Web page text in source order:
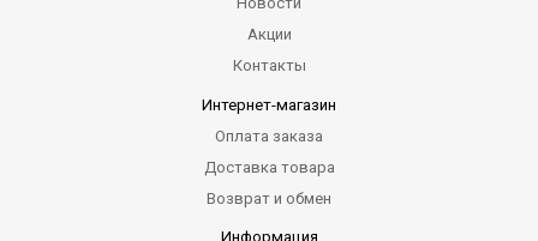
Акции
Контакты
Интернет-магазин
Оплата заказа
Доставка товара
Возврат и обмен
Информация